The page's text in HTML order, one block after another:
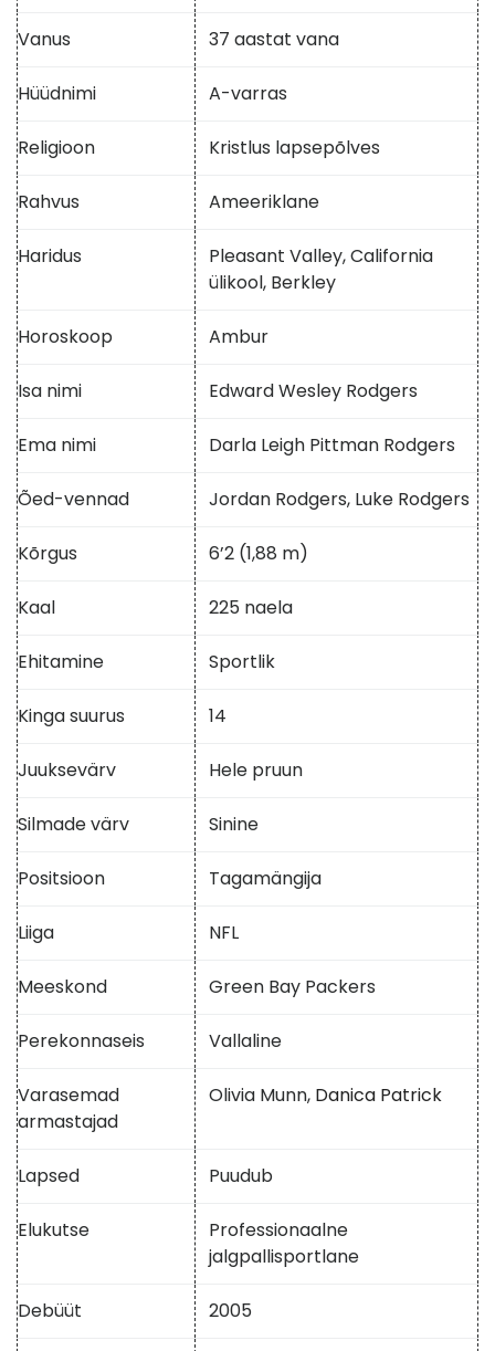
Vanus 37 aastat vana
Hüüdnimi A-varras
Religioon Kristlus lapsepõlves
Rahvus Ameeriklane
Haridus
Pleasant Valley, California
ülikool, Berkley
Horoskoop Ambur
Isa nimi Edward Wesley Rodgers
Ema nimi Darla Leigh Pittman Rodgers
Õed-vennad Jordan Rodgers, Luke Rodgers
Kõrgus 6’2 (1,88 m)
Kaal 225 naela
Ehitamine Sportlik
Kinga suurus 14
Juuksevärv Hele pruun
Silmade värv Sinine
Positsioon Tagamängija
Liiga NFL
Meeskond Green Bay Packers
Perekonnaseis Vallaline
Varasemad
armastajad
Olivia Munn, Danica Patrick
Lapsed Puudub
Elukutse
Professionaalne
jalgpallisportlane
Debüüt 2005